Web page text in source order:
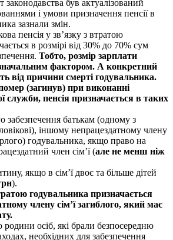
законодавства був актуалізований
і умови призначення пенсії в
зазнали змін.
пенсія у зв’язку з втратою
в розмірі від 30% до 70% сум
Тобто, розмір зарплати
фактором. А конкретний
від причини смерті годувальника.
(загинув) при виконанні
служби, пенсія призначається в таких
забезпечення батькам (одному з
іншому непрацездатному члену
годувальника, якщо право на
член сім’ї (але не менш ніж
якщо в сім’ї двоє та більше дітей
).
годувальника призначається
члену сім’ї загиблого, який має
родини осіб, які брали безпосередню
необхідних для забезпечення